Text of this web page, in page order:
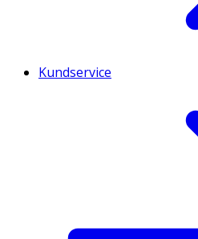
Kundservice